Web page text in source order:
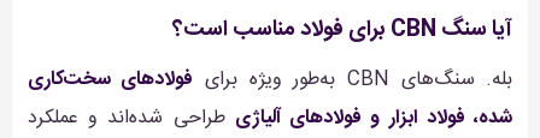
آیا سنگ CBN برای فولاد مناسب است؟
بله. سنگ‌های CBN به‌طور ویژه برای
فولادهای سخت‌کاری
شده، فولاد ابزار و فولادهای آلیاژی طراحی شده‌اند و عملکرد